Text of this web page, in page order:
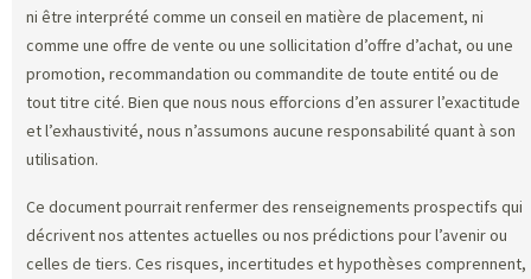
ni être interprété comme un conseil en matière de placement, ni
comme une offre de vente ou une sollicitation d’offre d’achat, ou une
promotion, recommandation ou commandite de toute entité ou de
tout titre cité. Bien que nous nous efforcions d’en assurer l’exactitude
et l’exhaustivité, nous n’assumons aucune responsabilité quant à son
utilisation.
Ce document pourrait renfermer des renseignements prospectifs qui
décrivent nos attentes actuelles ou nos prédictions pour l’avenir ou
celles de tiers. Ces risques, incertitudes et hypothèses comprennent,